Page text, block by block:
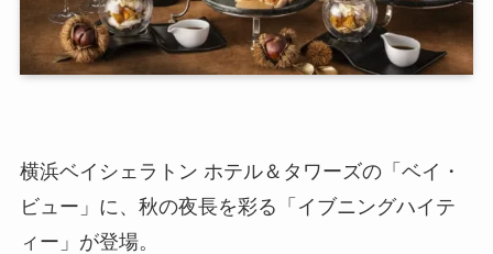
横浜ベイシェラトン ホテル＆タワーズの「ベイ・
ビュー」に、秋の夜長を彩る「イブニングハイテ
ィー」が登場。